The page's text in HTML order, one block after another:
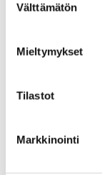
valinta
Välttämätön
Mieltymykset
Tilastot
Markkinointi
Saatavilla useita
17,5